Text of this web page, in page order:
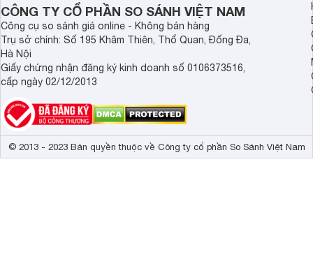
CÔNG TY CỔ PHẦN SO SÁNH VIỆT NAM
Công cụ so sánh giá online - Không bán hàng
Trụ sở chính: Số 195 Khâm Thiên, Thổ Quan, Đống Đa,
Hà Nội
Giấy chứng nhận đăng ký kinh doanh số 0106373516,
cấp ngày 02/12/2013
© 2013 - 2023 Bản quyền thuộc về Công ty cổ phần So Sánh Việt Nam